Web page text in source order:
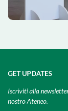
GET UPDATES
Iscriviti alla
nostro Ateneo.